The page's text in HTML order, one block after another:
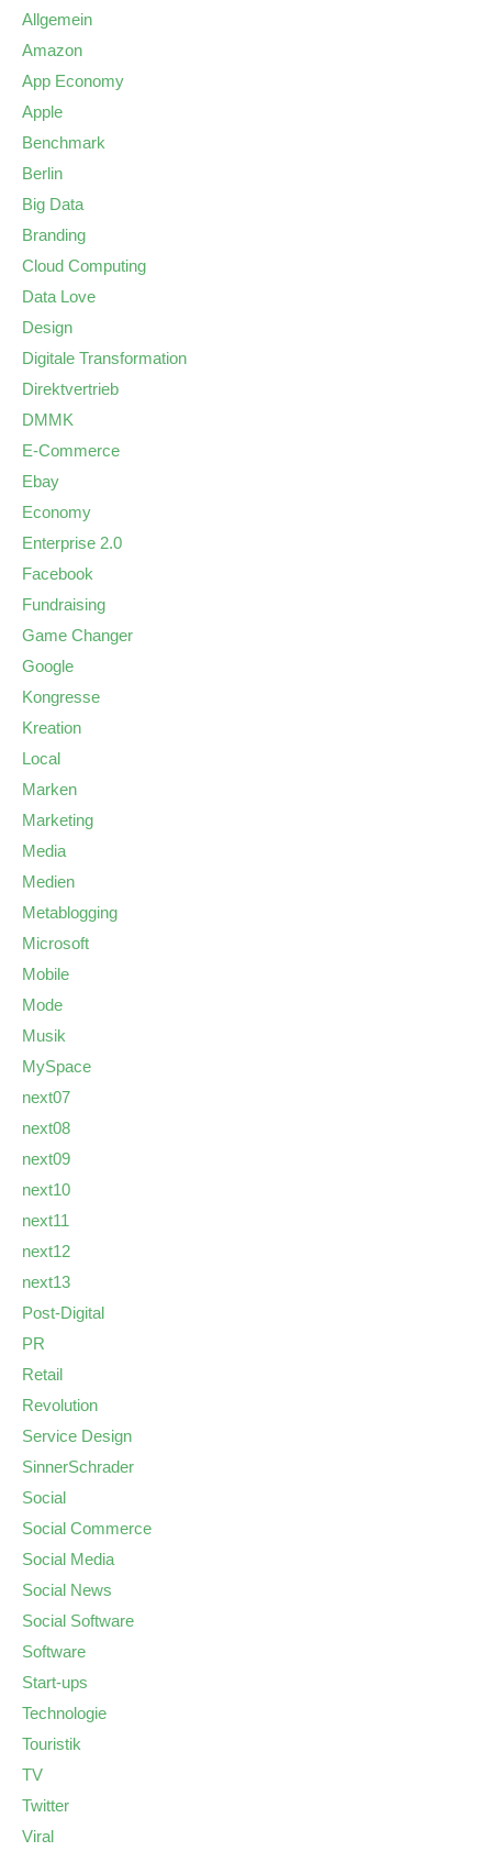
Allgemein
Amazon
App Economy
Apple
Benchmark
Berlin
Big Data
Branding
Cloud Computing
Data Love
Design
Digitale Transformation
Direktvertrieb
DMMK
E-Commerce
Ebay
Economy
Enterprise 2.0
Facebook
Fundraising
Game Changer
Google
Kongresse
Kreation
Local
Marken
Marketing
Media
Medien
Metablogging
Microsoft
Mobile
Mode
Musik
MySpace
next07
next08
next09
next10
next11
next12
next13
Post-Digital
PR
Retail
Revolution
Service Design
SinnerSchrader
Social
Social Commerce
Social Media
Social News
Social Software
Software
Start-ups
Technologie
Touristik
TV
Twitter
Viral